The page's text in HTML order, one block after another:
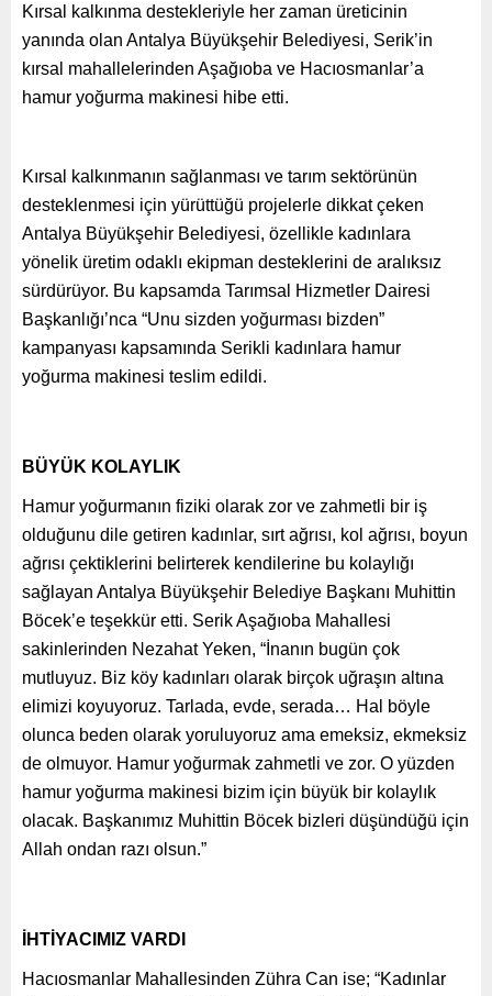
Kırsal kalkınma destekleriyle her zaman üreticinin
yanında olan Antalya Büyükşehir Belediyesi, Serik’in
kırsal mahallelerinden Aşağıoba ve Hacıosmanlar’a
hamur yoğurma makinesi hibe etti.
Kırsal kalkınmanın sağlanması ve tarım sektörünün
desteklenmesi için yürüttüğü projelerle dikkat çeken
Antalya Büyükşehir Belediyesi, özellikle kadınlara
yönelik üretim odaklı ekipman desteklerini de aralıksız
sürdürüyor. Bu kapsamda Tarımsal Hizmetler Dairesi
Başkanlığı’nca “Unu sizden yoğurması bizden”
kampanyası kapsamında Serikli kadınlara hamur
yoğurma makinesi teslim edildi.
BÜYÜK KOLAYLIK
Hamur yoğurmanın fiziki olarak zor ve zahmetli bir iş
olduğunu dile getiren kadınlar, sırt ağrısı, kol ağrısı, boyun
ağrısı çektiklerini belirterek kendilerine bu kolaylığı
sağlayan Antalya Büyükşehir Belediye Başkanı Muhittin
Böcek’e teşekkür etti. Serik Aşağıoba Mahallesi
sakinlerinden Nezahat Yeken, “İnanın bugün çok
mutluyuz. Biz köy kadınları olarak birçok uğraşın altına
elimizi koyuyoruz. Tarlada, evde, serada… Hal böyle
olunca beden olarak yoruluyoruz ama emeksiz, ekmeksiz
de olmuyor. Hamur yoğurmak zahmetli ve zor. O yüzden
hamur yoğurma makinesi bizim için büyük bir kolaylık
olacak. Başkanımız Muhittin Böcek bizleri düşündüğü için
Allah ondan razı olsun.”
İHTİYACIMIZ VARDI
Hacıosmanlar Mahallesinden Zühra Can ise; “Kadınlar